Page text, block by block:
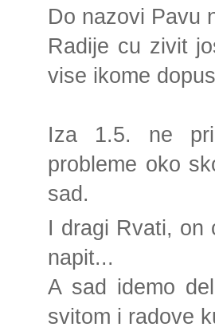
Do nazovi Pavu
Radije cu zivit
vise ikome
Iza 1.5. ne
probleme oko
sad.
I dragi Rvati, on
napit...
A sad idemo
svitom i radove